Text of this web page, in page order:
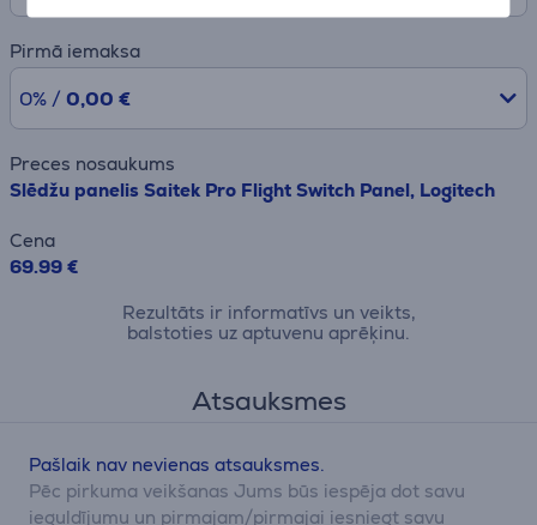
Pirmā iemaksa
0% / 0,00 €
Preces nosaukums
Slēdžu panelis Saitek Pro Flight Switch Panel, Logitech
Cena
69.99 €
Rezultāts ir informatīvs un veikts,
balstoties uz aptuvenu aprēķinu.
Atsauksmes
Pašlaik nav nevienas atsauksmes.
Pēc pirkuma veikšanas Jums būs iespēja dot savu
ieguldījumu un pirmajam/pirmajai iesniegt savu